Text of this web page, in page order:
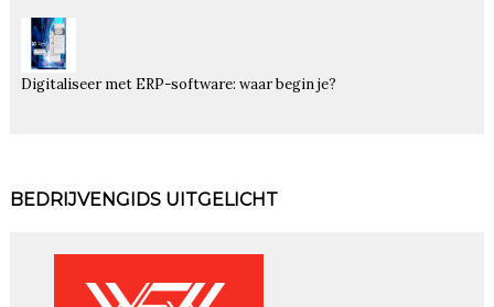
Digitaliseer met ERP-software: waar begin je?
BEDRIJVENGIDS UITGELICHT